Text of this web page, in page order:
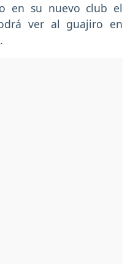
en su nuevo club el
ver al guajiro en